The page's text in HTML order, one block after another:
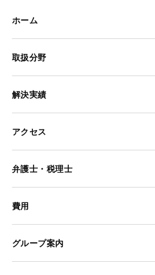
ホーム
取扱分野
解決実績
アクセス
弁護士・税理士
費用
グループ案内